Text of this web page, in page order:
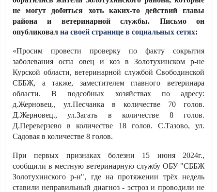
не могут добиться хоть каких-то действий главы
района и ветеринарной службы. Письмо он
опубликовал на своей странице в социальных сетях:
«Просим провести проверку по факту сокрытия
заболевания оспа овец и коз в Золотухинском р-не
Курской области, ветеринарной службой Свободинской
СББЖ, а также, заместителем главного ветеринара
области. В подсобных хозяйствах по адресу:
д.Жерновец., ул.Песчанка в количестве 70 голов.
Д.Жерновец., ул.Загать в количестве 8 голов.
Д.Переверзево в количестве 18 голов. С.Тазово, ул.
Садовая в количестве 8 голов.
При первых признаках болезни 15 июня 2024г.,
сообщили в местную ветеринарную службу ОБУ "СББЖ
Золотухинского р-н", где на протяжении трёх недель
ставили неправильный диагноз - эстроз и проводили не